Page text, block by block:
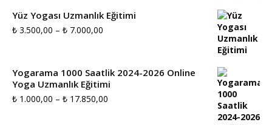
₺ 2.000,00
Yüz Yogası Uzmanlık Eğitimi
₺ 3.500,00 – ₺ 7.000,00
-
₺ 7.000,00
Yogarama 1000 Saatlik 2024-2026 Online
Yoga Uzmanlık Eğitimi
₺ 1.000,00 – ₺ 17.850,00